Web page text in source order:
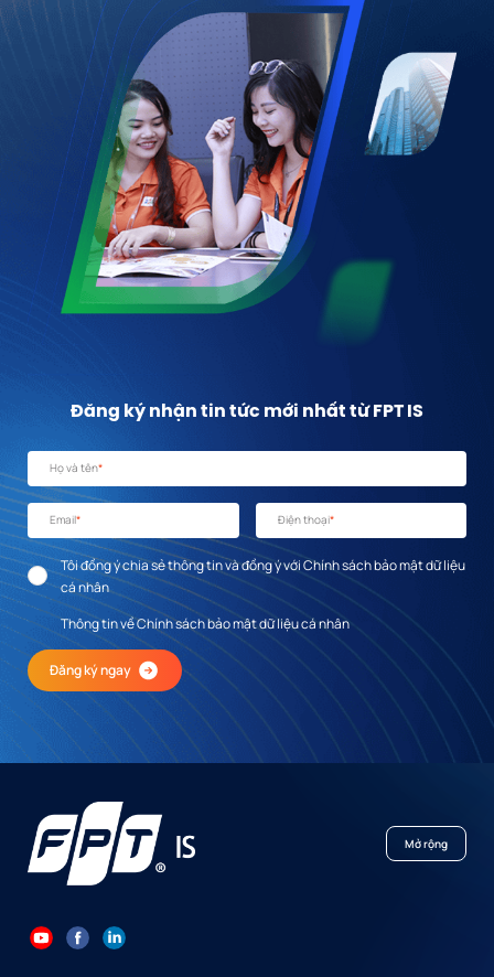
Đăng ký nhận tin tức mới nhất từ FPT IS
Họ và tên*
Email* Điện thoại*
Tôi đồng ý chia sẻ thông tin và đồng ý với Chính sách bảo mật dữ liệu
cá nhân
Thông tin về Chính sách bảo mật dữ liệu cá nhân
Đăng ký ngay
Mở rộng